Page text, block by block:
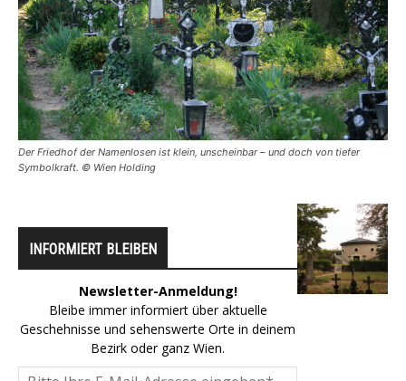
Der Friedhof der Namenlosen ist klein, unscheinbar – und doch von tiefer
Symbolkraft. © Wien Holding
INFORMIERT BLEIBEN
Newsletter-Anmeldung!
Bleibe immer informiert über aktuelle
Geschehnisse und sehenswerte Orte in deinem
Bezirk oder ganz Wien.